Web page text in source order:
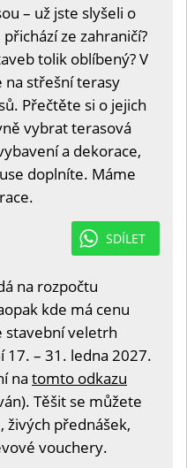
– už jste slyšeli o
ze zahraničí?
tolik oblíbený? V
střešní terasy
Přečtěte si o jejich
vybrat terasová
a dekorace,
doplníte. Máme
SDÍLET
na rozpočtu
kde má cenu
stavební veletrh
– 31. ledna 2027.
na tomto odkazu
Těšit se můžete
živých přednášek,
vouchery.